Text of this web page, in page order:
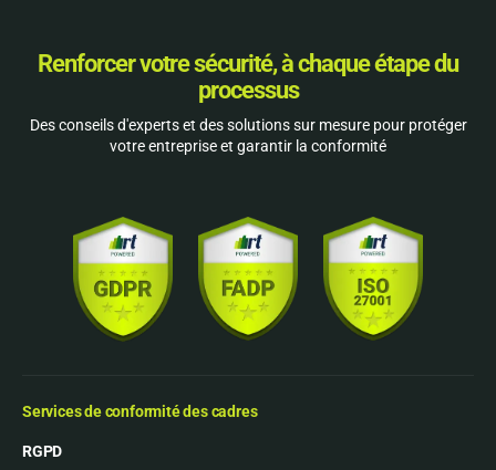
Renforcer votre sécurité, à chaque étape du
processus
Des conseils d'experts et des solutions sur mesure pour protéger
votre entreprise et garantir la conformité
Services de conformité des cadres
RGPD